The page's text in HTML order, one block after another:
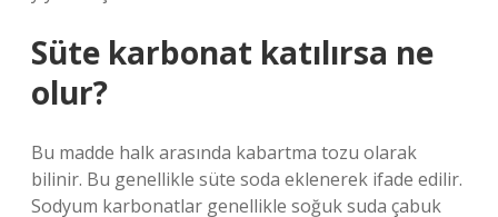
Süte karbonat katılırsa ne
olur?
Bu madde halk arasında kabartma tozu olarak
bilinir. Bu genellikle süte soda eklenerek ifade edilir.
Sodyum karbonatlar genellikle soğuk suda çabuk